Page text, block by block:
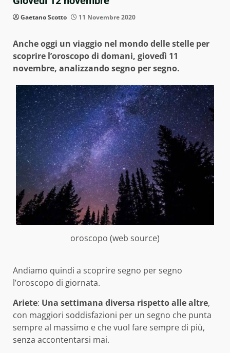
Gaetano Scotto 11 Novembre 2020
Anche oggi un viaggio nel mondo delle stelle per
scoprire l’oroscopo di domani, giovedì 11
novembre, analizzando segno per segno.
oroscopo (web source)
Andiamo quindi a scoprire segno per segno
l’oroscopo di giornata.
Ariete: Una settimana diversa rispetto alle altre,
con maggiori soddisfazioni per un segno che punta
sempre al massimo e che vuol fare sempre di più,
senza accontentarsi mai.